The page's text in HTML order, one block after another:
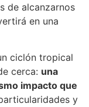
de alcanzarnos
en una
ciclón tropical
cerca: una
impacto que
y